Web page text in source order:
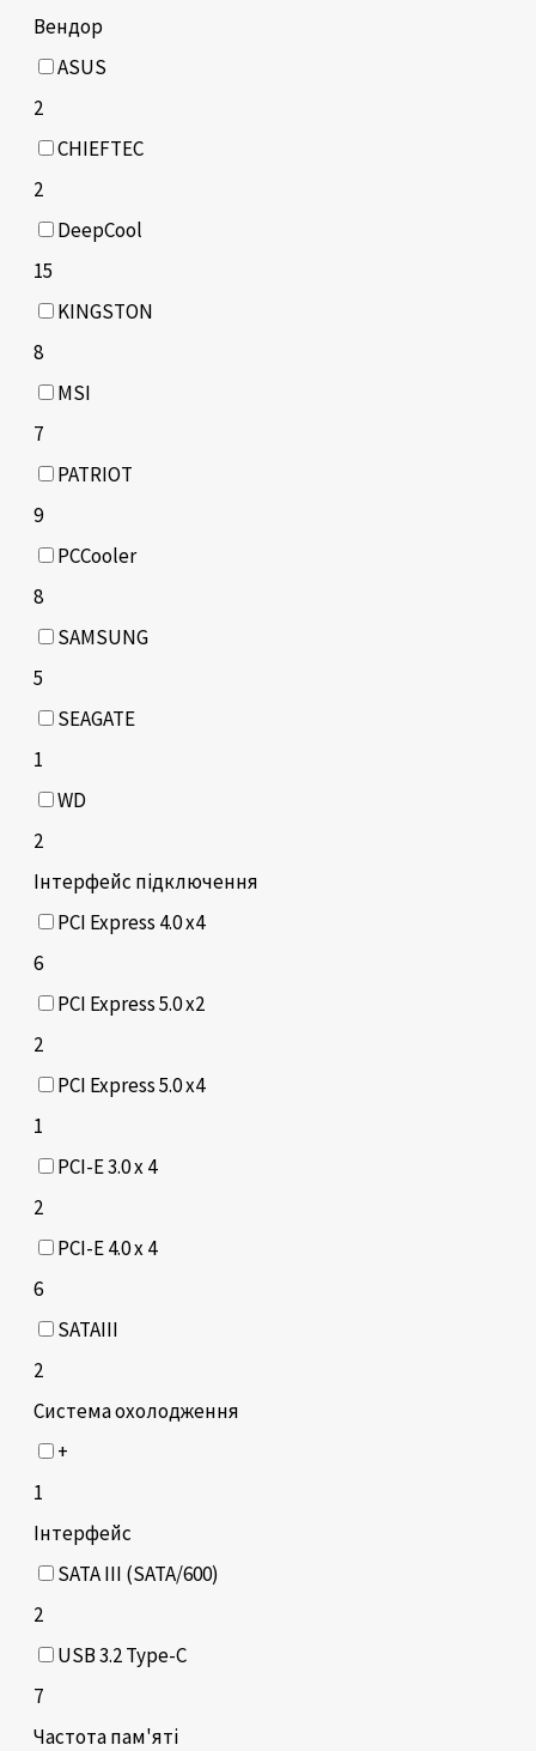
Вендор
ASUS
2
CHIEFTEC
2
DeepCool
15
KINGSTON
8
MSI
7
PATRIOT
9
PCCooler
8
SAMSUNG
5
SEAGATE
1
WD
2
Інтерфейс підключення
PCI Express 4.0 x4
6
PCI Express 5.0 x2
2
PCI Express 5.0 x4
1
PCI-E 3.0 x 4
2
PCI-E 4.0 x 4
6
SATAIII
2
Система охолодження
+
1
Інтерфейс
SATA III (SATA/600)
2
USB 3.2 Type-C
7
Частота пам'яті